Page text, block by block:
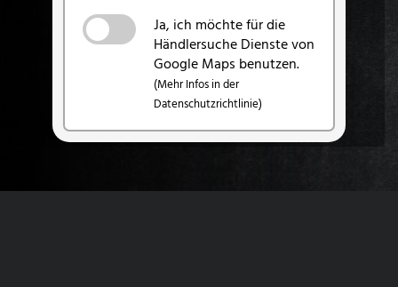
Ja, ich möchte für die
Händlersuche Dienste von
Google Maps benutzen.
(Mehr Infos in der
Datenschutzrichtlinie)